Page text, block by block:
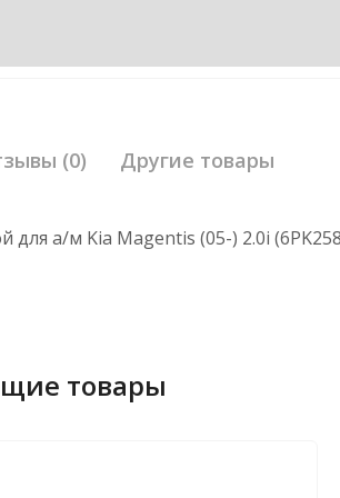
(0) Другие товары
для а/м Kia Magentis (05-) 2.0i
товары